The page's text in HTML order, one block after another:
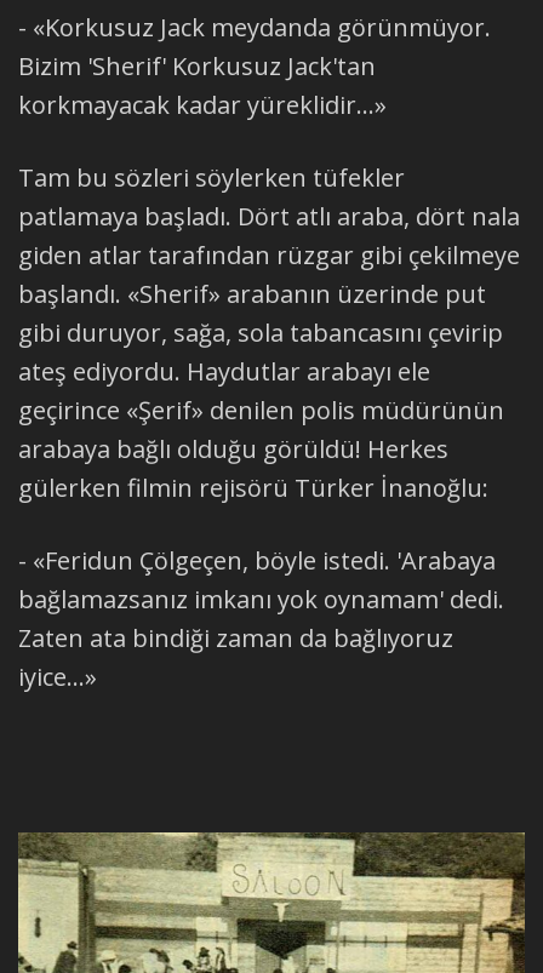
- «Korkusuz Jack meydanda görünmüyor.
Bizim 'Sherif' Korkusuz Jack'tan
korkmayacak kadar yüreklidir...»
Tam bu sözleri söylerken tüfekler
patlamaya başladı. Dört atlı araba, dört nala
giden atlar tarafından rüzgar gibi çekilmeye
başlandı. «Sherif» arabanın üzerinde put
gibi duruyor, sağa, sola tabancasını çevirip
ateş ediyordu. Haydutlar arabayı ele
geçirince «Şerif» denilen polis müdürünün
arabaya bağlı olduğu görüldü! Herkes
gülerken filmin rejisörü Türker İnanoğlu:
- «Feridun Çölgeçen, böyle istedi. 'Arabaya
bağlamazsanız imkanı yok oynamam' dedi.
Zaten ata bindiği zaman da bağlıyoruz
iyice...»